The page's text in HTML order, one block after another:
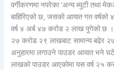
वर्गीकरणमा नपरेका ‘अन्य ब्युटी तथा
बाहिरिएको छ, जसको आयात गत
वर्ष ४ अर्ब ४७ करोड २ लाख पुगेको
२७ करोड २९ लाखबाट सामान्य बढेर
अनुहारमा लगाउने पाउडर आयात भने
लाखको पाउडर आएकोमा यस वर्ष २५